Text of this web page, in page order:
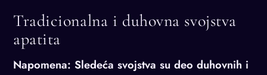
Tradicionalna i duhovna svojstva
apatita
Napomena: Sledeća svojstva su deo duhovnih i